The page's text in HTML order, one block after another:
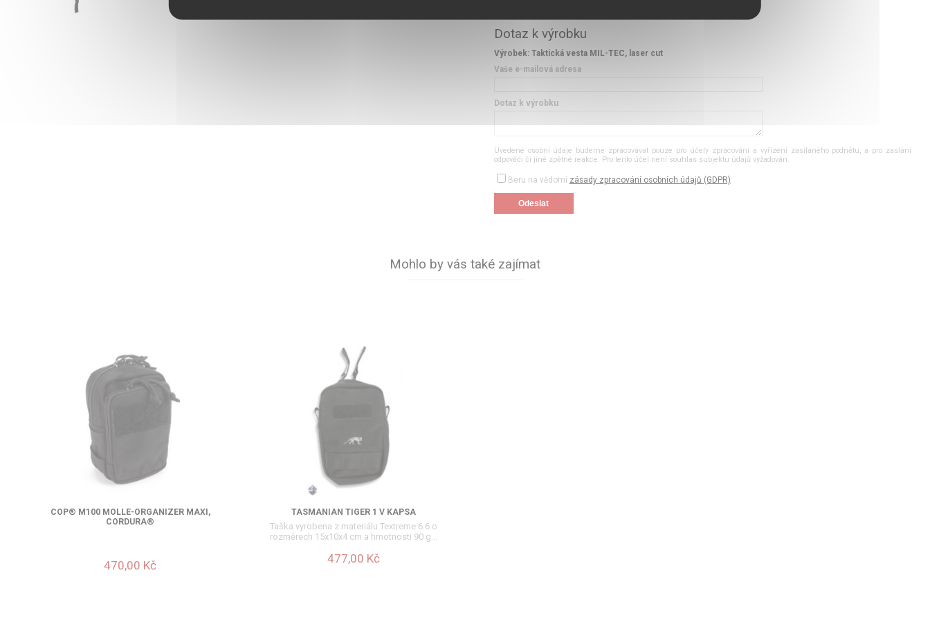
Dotaz k výrobku
Výrobek: Taktická vesta MIL-TEC, laser cut
Vaše e-mailová adresa
Dotaz k výrobku
Uvedené osobní údaje budeme zpracovávat pouze pro účely zpracování a vyřízení zasílaného podnětu, a pro zaslání
odpovědi či jiné zpětné reakce. Pro tento účel není souhlas subjektu údajů vyžadován.
Beru na vědomí zásady zpracování osobních údajů (GDPR)
Mohlo by vás také zajímat
COP® M100 MOLLE-ORGANIZER MAXI,
CORDURA®
470,00 Kč
TASMANIAN TIGER 1 V KAPSA
Taška vyrobena z materiálu Textreme 6.6 o
rozměrech 15x10x4 cm a hmotnosti 90 g...
477,00 Kč